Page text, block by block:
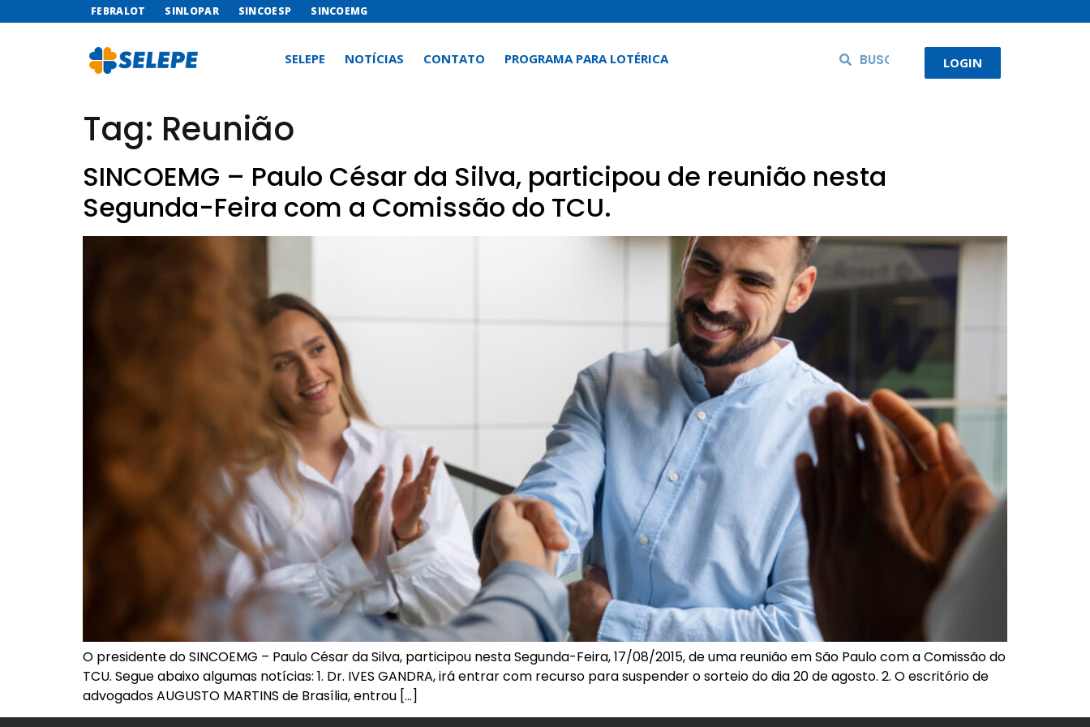
FEBRALOT SINLOPAR SINCOESP SINCOEMG
SELEPE NOTÍCIAS CONTATO PROGRAMA PARA LOTÉRICA LOGIN
Tag: Reunião
SINCOEMG – Paulo César da Silva, participou de reunião nesta
Segunda-Feira com a Comissão do TCU.
O presidente do SINCOEMG – Paulo César da Silva, participou nesta Segunda-Feira, 17/08/2015, de uma reunião em São Paulo com a Comissão do
TCU. Segue abaixo algumas notícias: 1. Dr. IVES GANDRA, irá entrar com recurso para suspender o sorteio do dia 20 de agosto. 2. O escritório de
advogados AUGUSTO MARTINS de Brasília, entrou […]